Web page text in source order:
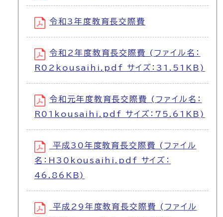
令和3年度教育長交際費
令和2年度教育長交際費 (ファイル名：
R02kousaihi.pdf サイズ：31.51KB)
令和元年度教育長交際費 (ファイル名：
R01kousaihi.pdf サイズ：75.61KB)
平成30年度教育長交際費 (ファイル
名：H30kousaihi.pdf サイズ：
46.86KB)
平成29年度教育長交際費 (ファイル